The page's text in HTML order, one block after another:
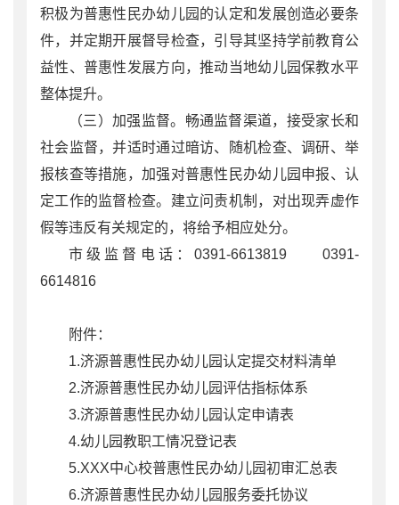
积极为普惠性民办幼儿园的认定和发展创造必要条
件，并定期开展督导检查，引导其坚持学前教育公
益性、普惠性发展方向，推动当地幼儿园保教水平
整体提升。
（三）加强监督。畅通监督渠道，接受家长和
社会监督，并适时通过暗访、随机检查、调研、举
报核查等措施，加强对普惠性民办幼儿园申报、认
定工作的监督检查。建立问责机制，对出现弄虚作
假等违反有关规定的，将给予相应处分。
市级监督电话：0391-6613819 0391-
6614816
附件：
1.济源普惠性民办幼儿园认定提交材料清单
2.济源普惠性民办幼儿园评估指标体系
3.济源普惠性民办幼儿园认定申请表
4.幼儿园教职工情况登记表
5.XXX中心校普惠性民办幼儿园初审汇总表
6.济源普惠性民办幼儿园服务委托协议